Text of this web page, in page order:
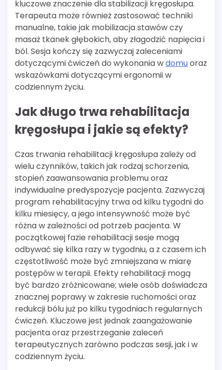
kluczowe znaczenie dla stabilizacji kręgosłupa.
Terapeuta może również zastosować techniki
manualne, takie jak mobilizacja stawów czy
masaż tkanek głębokich, aby złagodzić napięcia i
ból. Sesja kończy się zazwyczaj zaleceniami
dotyczącymi ćwiczeń do wykonania wdomuoraz
wskazówkami dotyczącymi ergonomii w
codziennym życiu.
Jak długo trwa rehabilitacja
kręgosłupa i jakie są efekty?
Czas trwania rehabilitacji kręgosłupa zależy od
wielu czynników, takich jak rodzaj schorzenia,
stopień zaawansowania problemu oraz
indywidualne predyspozycje pacjenta. Zazwyczaj
program rehabilitacyjny trwa od kilku tygodni do
kilku miesięcy, a jego intensywność może być
różna w zależności od potrzeb pacjenta. W
początkowej fazie rehabilitacji sesje mogą
odbywać się kilka razy w tygodniu, a z czasem ich
częstotliwość może być zmniejszana w miarę
postępów w terapii. Efekty rehabilitacji mogą
być bardzo zróżnicowane; wiele osób doświadcza
znacznej poprawy w zakresie ruchomości oraz
redukcji bólu już po kilku tygodniach regularnych
ćwiczeń. Kluczowe jest jednak zaangażowanie
pacjenta oraz przestrzeganie zaleceń
terapeutycznych zarówno podczas sesji, jak i w
codziennym życiu.